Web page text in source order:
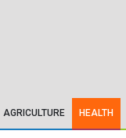
AGRICULTURE HEALTH